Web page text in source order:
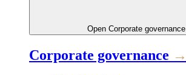
Open Corporate governance
Corporate governance →